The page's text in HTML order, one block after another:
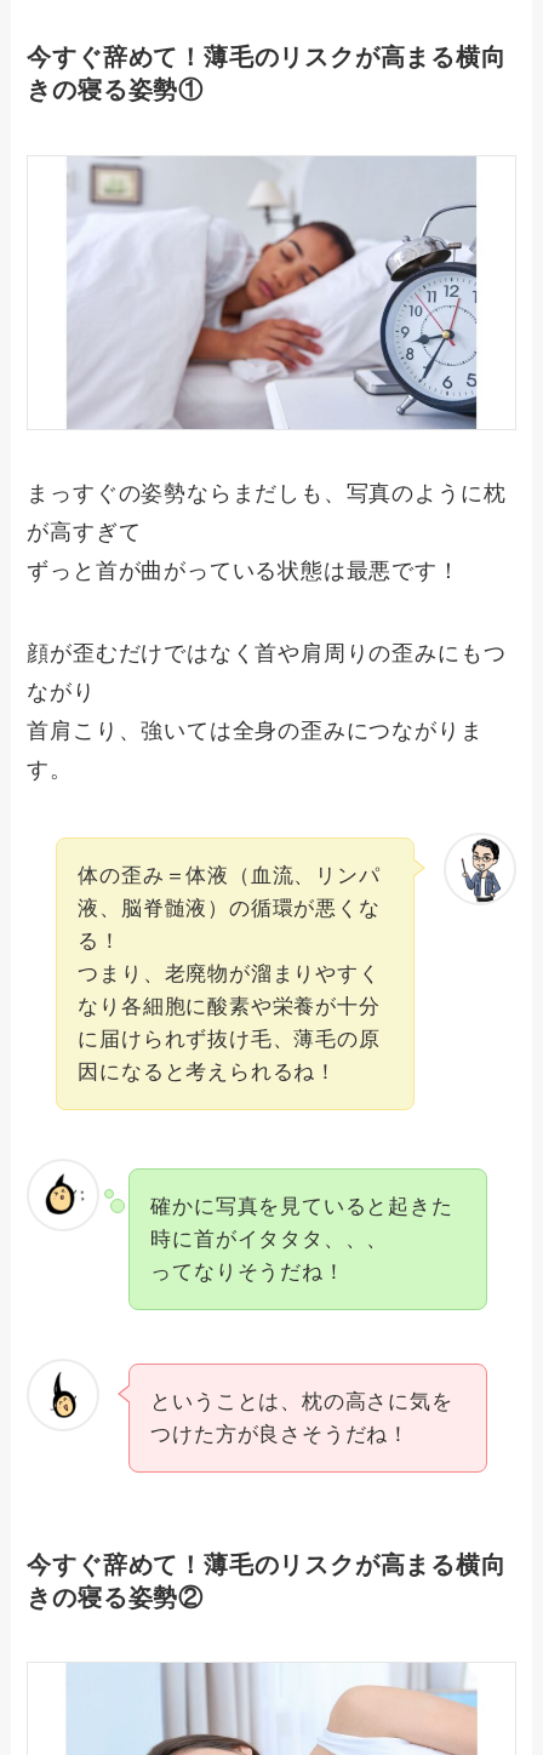
今すぐ辞めて！薄毛のリスクが高まる横向
きの寝る姿勢①
まっすぐの姿勢ならまだしも、写真のように枕
が高すぎて
ずっと首が曲がっている状態は最悪です！
顔が歪むだけではなく首や肩周りの歪みにもつ
ながり
首肩こり、強いては全身の歪みにつながりま
す。
体の歪み＝体液（血流、リンパ
液、脳脊髄液）の循環が悪くな
る！
つまり、老廃物が溜まりやすく
なり各細胞に酸素や栄養が十分
に届けられず抜け毛、薄毛の原
因になると考えられるね！
確かに写真を見ていると起きた
時に首がイタタタ、、、
ってなりそうだね！
ということは、枕の高さに気を
つけた方が良さそうだね！
今すぐ辞めて！薄毛のリスクが高まる横向
きの寝る姿勢②